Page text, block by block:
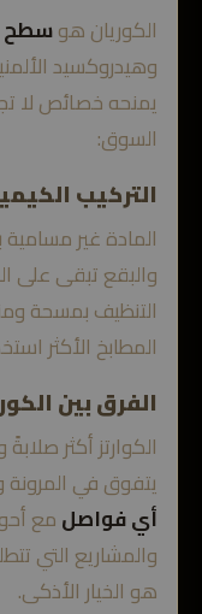
الكوريان هوسطح
وهيدروكسيد
يمنحه خصائص لا
السوق:
التركيب
المادة غير
والبقع تبقى على
التنظيف بمسحة
المطابخ الأكثر
الفرق بين
الكوارتز أكثر
يتفوق في
أي فواصلمع
والمشاريع التي
هو الخيار الأذكى.